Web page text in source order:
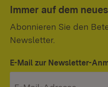
Immer auf dem
Abonnieren Sie den
Newsletter.
E-Mail zur Newsletter-